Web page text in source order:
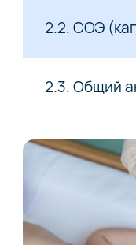
2.2. СОЭ
2.3. Общий